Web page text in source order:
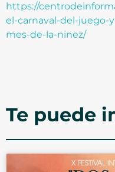
https://
el-carnaval-del-juego-
mes-de-la-ninez/
Te puede